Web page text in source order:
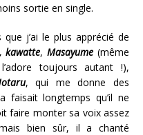
sortie en single.
j’ai le plus apprécié de
kawatte, Masayume (même
toujours autant !),
, qui me donne des
faisait longtemps qu’il ne
faire monter sa voix assez
bien sûr, il a chanté